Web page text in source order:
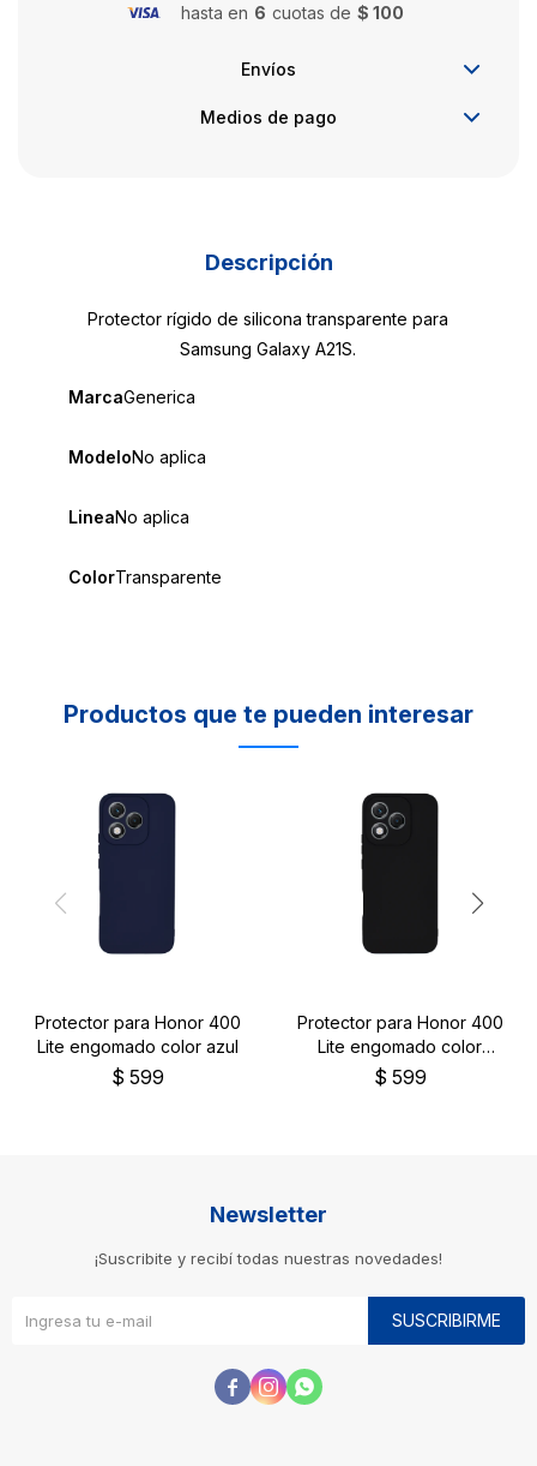
hasta en 6 cuotas de $ 100
Envíos
Medios de pago
Descripción
Protector rígido de silicona transparente para
Samsung Galaxy A21S.
MarcaGenerica
ModeloNo aplica
LineaNo aplica
ColorTransparente
Productos que te pueden interesar
Protector para Honor 400
Lite engomado color azul
$ 599
Protector para Honor 400
Lite engomado color
negro
$ 599
Newsletter
¡Suscribite y recibí todas nuestras novedades!
SUSCRIBIRME
  